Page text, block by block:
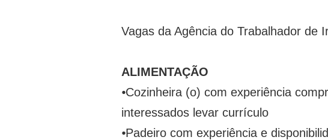
Vagas da Agência do Trabalhador
ALIMENTAÇÃO
⦁Cozinheira (o) com experiência
interessados levar currículo
⦁Padeiro com experiência e